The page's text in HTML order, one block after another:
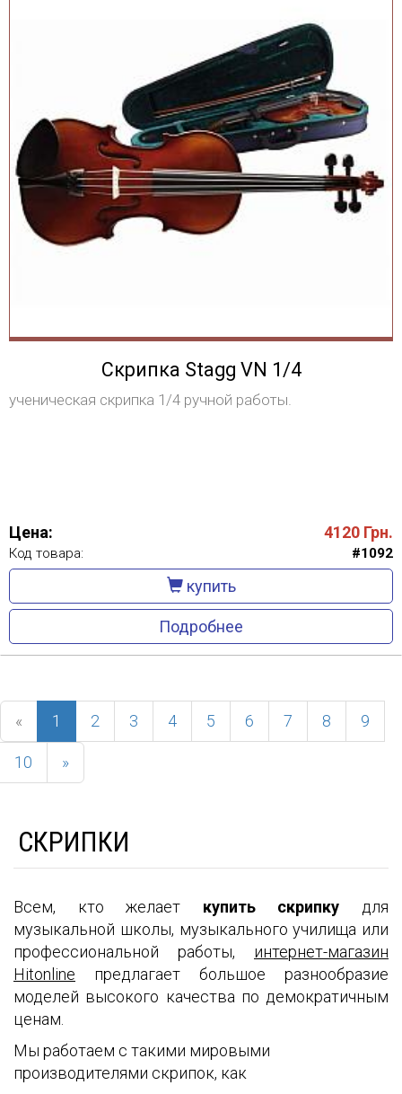
Скрипка Stagg VN 1/4
ученическая скрипка 1/4 ручной работы.
Цена: 4120 Грн.
Код товара: #1092
купить
Подробнее
« 1 (current)
2 3 4 5 6 7 8 9
10 »
СКРИПКИ
Всем, кто желает купить скрипку для
музыкальной школы, музыкального училища или
профессиональной работы, интернет-магазин
Hitonline предлагает большое разнообразие
моделей высокого качества по демократичным
ценам.
Мы работаем с такими мировыми
производителями скрипок, как